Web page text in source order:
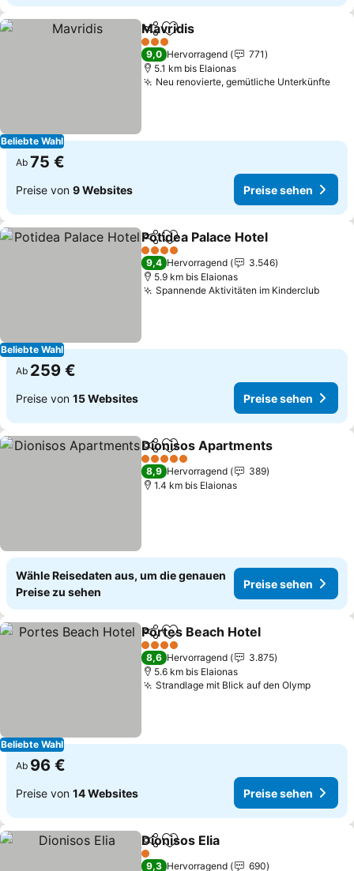
Beliebte Wahl
TeilenZu Favoriten hinzufügen
Mavridis
3 Sterne
9,0 Hervorragend
771
5.1 km bis Elaionas
Neu renovierte, gemütliche Unterkünfte
Ab 75 €
Preise von 9 Websites Preise sehen
Beliebte Wahl
TeilenZu Favoriten hinzufügen
Potidea Palace Hotel
4 Sterne
9,4 Hervorragend
3.546
5.9 km bis Elaionas
Spannende Aktivitäten im Kinderclub
Ab 259 €
Preise von 15 Websites Preise sehen
TeilenZu Favoriten hinzufügen
Dionisos Apartments
5 Sterne
8,9 Hervorragend
389
1.4 km bis Elaionas
Wähle Reisedaten aus, um die genauen
Preise zu sehen
Preise sehen
Beliebte Wahl
TeilenZu Favoriten hinzufügen
Portes Beach Hotel
4 Sterne
8,6 Hervorragend
3.875
5.6 km bis Elaionas
Strandlage mit Blick auf den OlympPreise
Ab 96 €
Preise von 14 Websites Preise sehen
TeilenZu Favoriten hinzufügen
Dionisos Elia
1 Sterne
9,3 Hervorragend 690